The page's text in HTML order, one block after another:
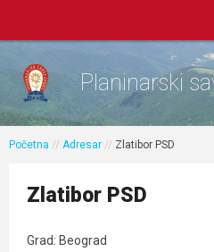
Planinarski
Početna // Adresar // Zlatibor PSD
Zlatibor PSD
Grad: Beograd